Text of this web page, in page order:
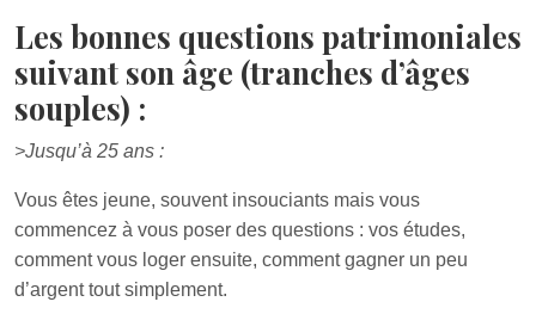
Les bonnes questions patrimoniales
suivant son âge (tranches d’âges
souples) :
>Jusqu’à 25 ans :
Vous êtes jeune, souvent insouciants mais vous
commencez à vous poser des questions : vos études,
comment vous loger ensuite, comment gagner un peu
d’argent tout simplement.